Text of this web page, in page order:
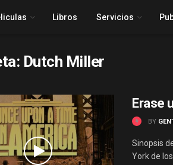
Libros Servicios
Dutch Miller
Erase
BY
Sinopsis
York de